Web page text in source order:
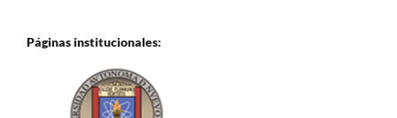
Páginas institucionales: